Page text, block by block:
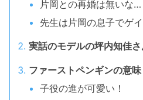
片岡との再婚は無いな…
先生は片岡の息子でゲ
実話のモデルの坪内知佳
ファーストペンギンの意
子役の進が可愛い！